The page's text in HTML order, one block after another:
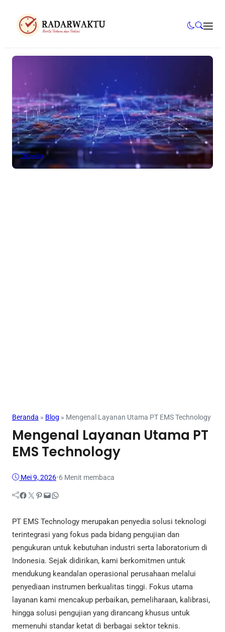
Teknologi
Beranda » Blog » Mengenal Layanan Utama PT EMS Technology
Mengenal Layanan Utama PT
EMS Technology
Mei 9, 2026•6 Menit membaca
Facebook Twitter Pinterest Mail WhatsApp
PT EMS Technology merupakan penyedia solusi teknologi
terintegrasi yang fokus pada bidang pengujian dan
pengukuran untuk kebutuhan industri serta laboratorium di
Indonesia. Sejak didirikan, kami berkomitmen untuk
mendukung keandalan operasional perusahaan melalui
penyediaan instrumen berkualitas tinggi. Fokus utama
layanan kami mencakup perbaikan, pemeliharaan, kalibrasi,
hingga solusi pengujian yang dirancang khusus untuk
memenuhi standar ketat di berbagai sektor teknis.